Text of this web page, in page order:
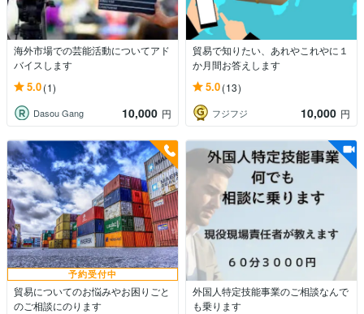
海外市場での芸能活動についてアド
バイスします
5.0(1)
Dasou Gang 10,000 円
貿易で知りたい、あれやこれやに１
か月間お答えします
5.0(13)
フジフジ 10,000 円
予約受付中
貿易についてのお悩みやお困りごと
のご相談にのります
外国人特定技能事業のご相談なんで
も乗ります